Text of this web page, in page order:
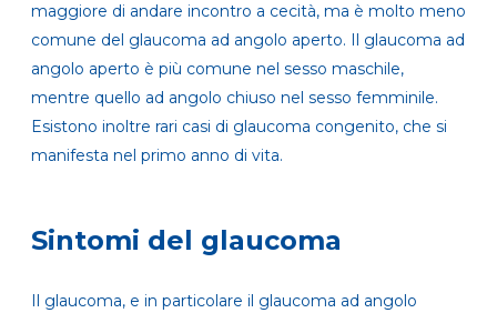
maggiore di andare incontro a cecità, ma è molto meno
comune del glaucoma ad angolo aperto. Il glaucoma ad
angolo aperto è più comune nel sesso maschile,
mentre quello ad angolo chiuso nel sesso femminile.
Esistono inoltre rari casi di glaucoma congenito, che si
manifesta nel primo anno di vita.
Sintomi del glaucoma
Il glaucoma, e in particolare il glaucoma ad angolo